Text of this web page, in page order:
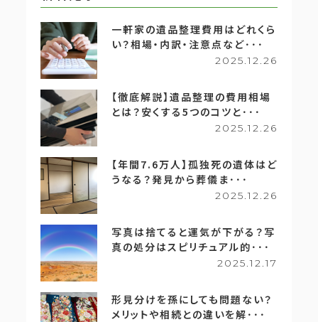
一軒家の遺品整理費用はどれくら
い？相場・内訳・注意点など･･･
2025.12.26
【徹底解説】遺品整理の費用相場
とは？安くする5つのコツと･･･
2025.12.26
【年間7.6万人】孤独死の遺体はど
うなる？発見から葬儀ま･･･
2025.12.26
写真は捨てると運気が下がる？写
真の処分はスピリチュアル的･･･
2025.12.17
形見分けを孫にしても問題ない？
メリットや相続との違いを解･･･